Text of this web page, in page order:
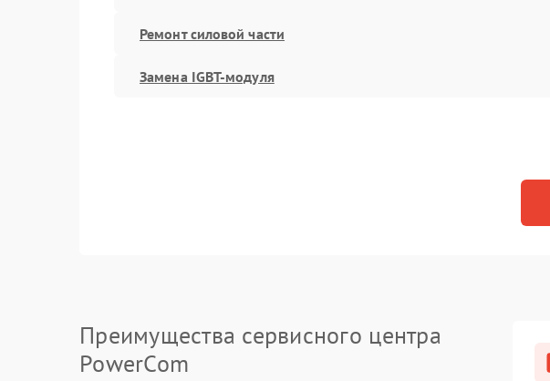
Ремонт силовой части
Замена IGBT-модуля
Преимущества сервисного центра
PowerCom